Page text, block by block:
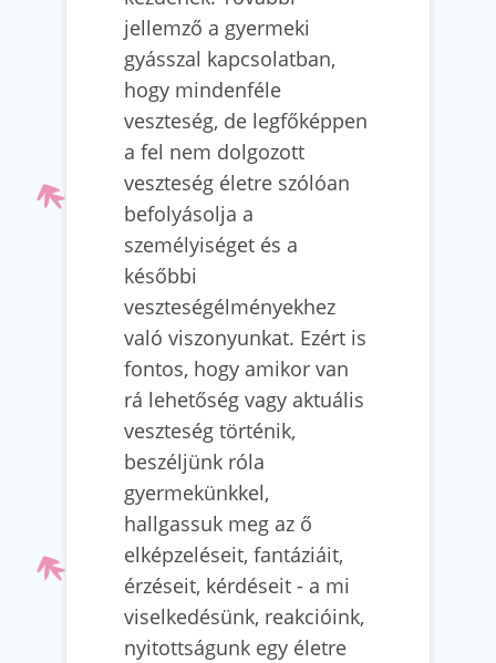
jellemző a gyermeki
gyásszal kapcsolatban,
hogy mindenféle
veszteség, de legfőképpen
a fel nem dolgozott
veszteség életre szólóan
befolyásolja a
személyiséget és a
későbbi
veszteségélményekhez
való viszonyunkat. Ezért is
fontos, hogy amikor van
rá lehetőség vagy aktuális
veszteség történik,
beszéljünk róla
gyermekünkkel,
hallgassuk meg az ő
elképzeléseit, fantáziáit,
érzéseit, kérdéseit - a mi
viselkedésünk, reakcióink,
nyitottságunk egy életre